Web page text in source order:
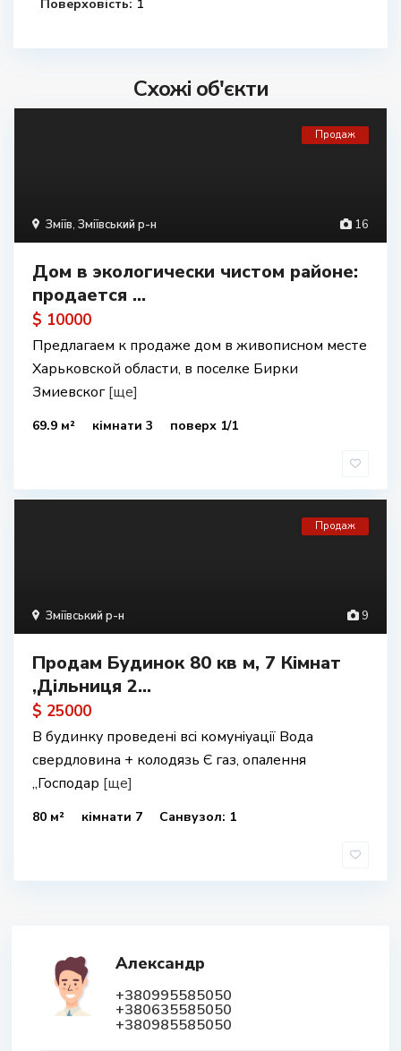
Поверховість: 1
Схожі об'єкти
16
Зміїв, Зміївський р-н
Продаж
Дом в экологически чистом районе:
продается ...
$ 10000
Предлагаем к продаже дом в живописном месте
Харьковской области, в поселке Бирки
Змиевског[ще]
69.9 м² кімнати 3 поверх 1/1
9
Зміївський р-н
Продаж
Продам Будинок 80 кв м, 7 Кімнат
,Дільниця 2...
$ 25000
В будинку проведені всі комуніуації Вода
свердловина + колодязь Є газ, опалення
,,Господар [ще]
80 м² кімнати 7 Санвузол: 1
Александр
+380995585050
+380635585050
+380985585050